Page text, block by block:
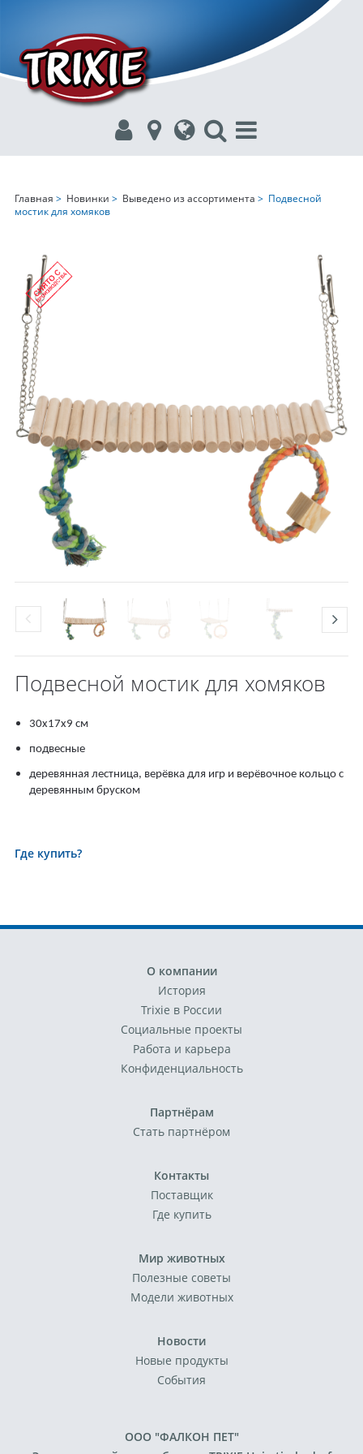
Главная > Новинки > Выведено из ассортимента > Подвесной
мостик для хомяков
Подвесной мостик для хомяков
30х17х9 см
подвесные
деревянная лестница, верёвка для игр и верёвочное кольцо с
деревянным бруском
Где купить?
О компании
История
Trixie в России
Социальные проекты
Работа и карьера
Конфиденциальность
Партнёрам
Стать партнёром
Контакты
Поставщик
Где купить
Мир животных
Полезные советы
Модели животных
Новости
Новые продукты
События
ООО "ФАЛКОН ПЕТ"